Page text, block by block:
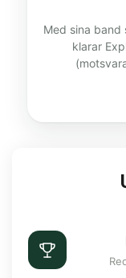
Med sina band
klarar